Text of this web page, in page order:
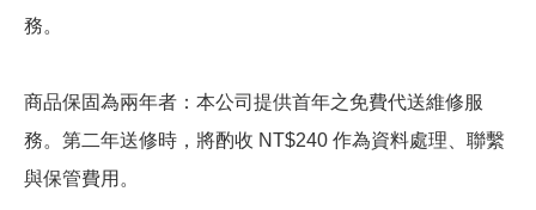
務。
商品保固為兩年者：本公司提供首年之免費代送維修服
務。第二年送修時，將酌收 NT$240 作為資料處理、聯繫
與保管費用。